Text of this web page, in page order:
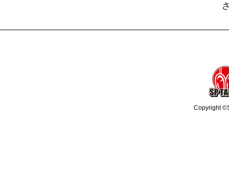
Copyright